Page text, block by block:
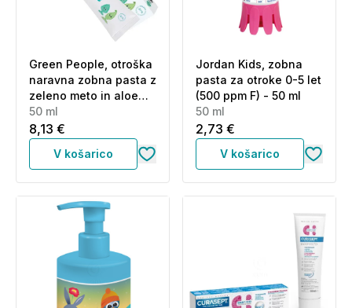
Green People, otroška
naravna zobna pasta z
zeleno meto in aloe
vero (50 ml)
50 ml
8,13 €
V košarico
Jordan Kids, zobna
pasta za otroke 0-5 let
(500 ppm F) - 50 ml
50 ml
2,73 €
V košarico